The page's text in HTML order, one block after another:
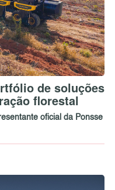
de soluções
florestal
oficial da Ponsse